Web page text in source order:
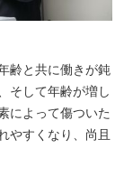
齢と共に働きが鈍
そして年齢が増し
によって傷ついた
やすくなり、尚且